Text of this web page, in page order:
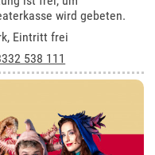
wird gebeten.
Eintritt frei
538 111